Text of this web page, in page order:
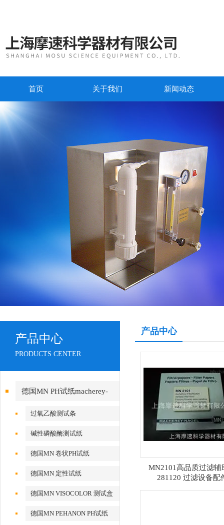
首页 关于我们 新闻动态
产品中心
PRODUCTS CENTER
德国MN PH试纸macherey-
nagel过氧乙酸测试条
碱性磷酸酶测试纸
德国MN 卷状PH试纸
德国MN 定性试纸
德国MN VISOCOLOR 测试盒
德国MN PEHANON PH试纸
产品中心
MN2101高品质过滤辅
281120 过滤设备配